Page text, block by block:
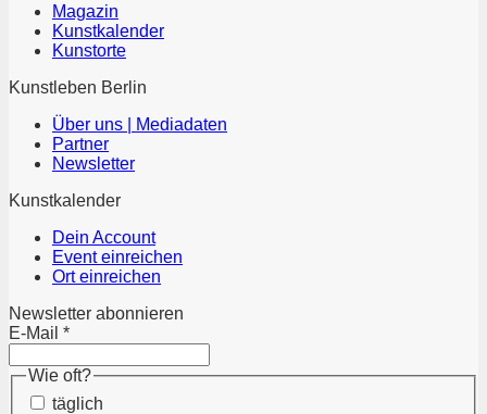
Magazin
Kunstkalender
Kunstorte
Kunstleben Berlin
Über uns | Mediadaten
Partner
Newsletter
Kunstkalender
Dein Account
Event einreichen
Ort einreichen
Newsletter abonnieren
E-Mail *
Wie oft?
täglich